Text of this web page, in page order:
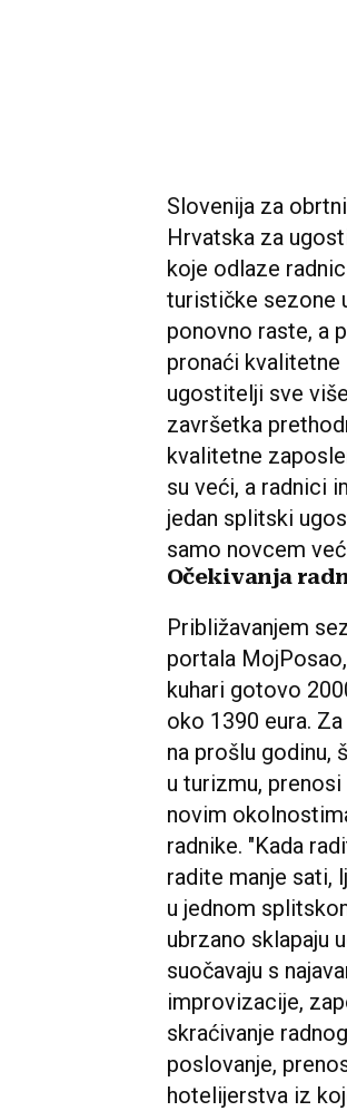
Slovenija za
Hrvatska za
koje odlaze
turističke sezone
ponovno raste, a
pronaći kvalitetne
ugostitelji sve
završetka
kvalitetne
su veći, a radnici
jedan splitski
samo novcem
Očekivanja
Približavanjem
portala
kuhari gotovo
oko 1390 eura.
na prošlu godinu,
u turizmu,
novim
radnike. "Kada
radite manje sati,
u jednom
ubrzano sklapaju
suočavaju s
improvizacije,
skraćivanje
poslovanje,
hotelijerstva iz